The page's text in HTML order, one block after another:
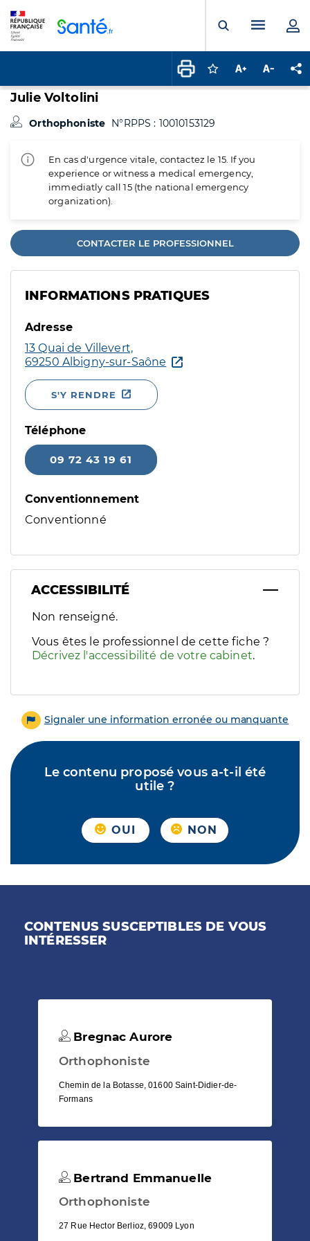
Ouvrir laMenu
Connectez-vous
Augmenter la
Julie Voltolini
Orthophoniste N°RPPS : 10010153129
En cas d'urgence vitale, contactez le 15. If you
experience or witness a medical emergency,
immediatly call 15 (the national emergency
organization).
CONTACTER LE PROFESSIONNEL
INFORMATIONS PRATIQUES
Adresse
13 Quai de Villevert,
69250 Albigny-sur-Saône
S'Y RENDRE
Téléphone
09 72 43 19 61
Conventionnement
Conventionné
ACCESSIBILITÉ
Filtres
Sélectionnez un ou plusieurs handicaps/besoins
Non renseigné.
Vous êtes le professionnel de cette fiche ?
Décrivez l'accessibilité de votre cabinet.
Signaler une information erronée ou manquante
Le contenu proposé vous a-t-il été
utile ?
OUI NON
CONTENUS SUSCEPTIBLES DE VOUS
INTÉRESSER
Bregnac Aurore
Orthophoniste
Chemin de la Botasse, 01600 Saint-Didier-de-
Formans
Bertrand Emmanuelle
Orthophoniste
27 Rue Hector Berlioz, 69009 Lyon